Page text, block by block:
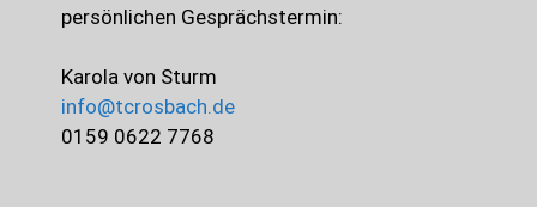
persönlichen Gesprächstermin:
Karola von Sturm
info@tcrosbach.de
0159 0622 7768